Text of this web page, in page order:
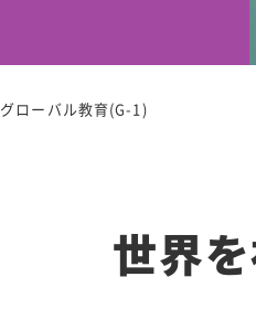
グローバル教育(G-1)
世界